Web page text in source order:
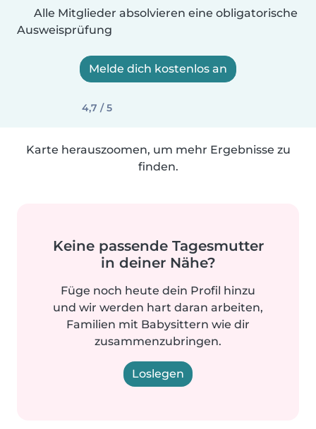
Alle Mitglieder absolvieren eine obligatorische
Ausweisprüfung
Melde dich kostenlos an
4,7 / 5
Karte herauszoomen, um mehr Ergebnisse zu
finden.
Keine passende Tagesmutter
in deiner Nähe?
Füge noch heute dein Profil hinzu
und wir werden hart daran arbeiten,
Familien mit Babysittern wie dir
zusammenzubringen.
Loslegen